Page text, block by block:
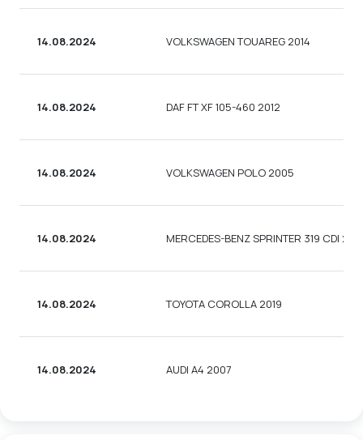
14.08.2024 VOLKSWAGEN TOUAREG 2014
14.08.2024 DAF FT XF 105-460 2012
14.08.2024 VOLKSWAGEN POLO 2005
14.08.2024 MERCEDES-BENZ SPRINTER 319 CDI
14.08.2024 TOYOTA COROLLA 2019
14.08.2024 AUDI A4 2007